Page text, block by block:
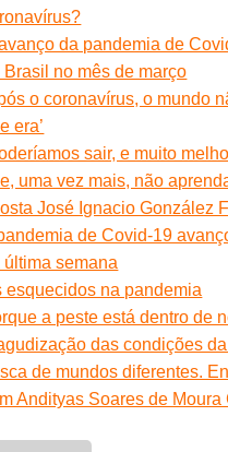
da pandemia de
Brasil no mês de março
o coronavírus, o mundo
era’
sair, e muito
uma vez mais, não
José Ignacio González
de Covid-19
última semana
esquecidos na pandemia
a peste está dentro de
das condições
de mundos diferentes.
Andityas Soares de Moura